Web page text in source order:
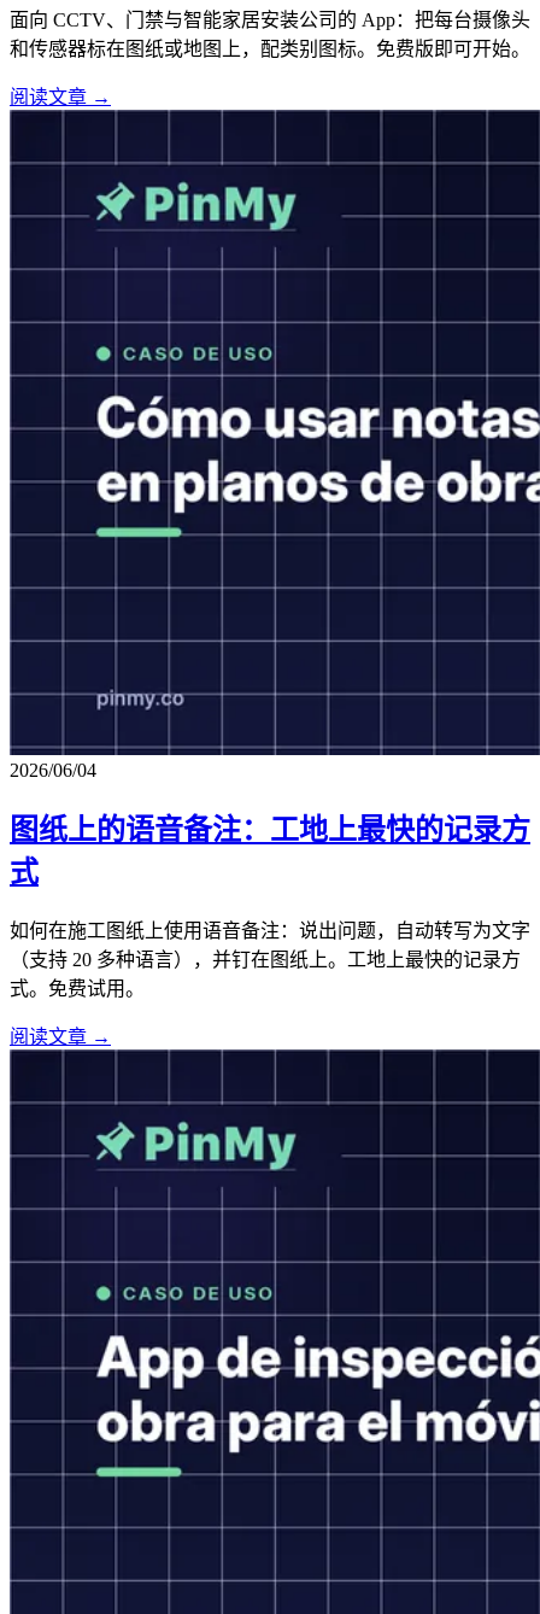
面向 CCTV、门禁与智能家居安装公司的 App：把每台摄像头
和传感器标在图纸或地图上，配类别图标。免费版即可开始。
阅读文章 →
2026/06/04
图纸上的语音备注：工地上最快的记录方
式
如何在施工图纸上使用语音备注：说出问题，自动转写为文字
（支持 20 多种语言），并钉在图纸上。工地上最快的记录方
式。免费试用。
阅读文章 →